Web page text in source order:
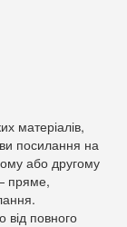
матеріалів,
посилання на
або другому
пряме,
повного